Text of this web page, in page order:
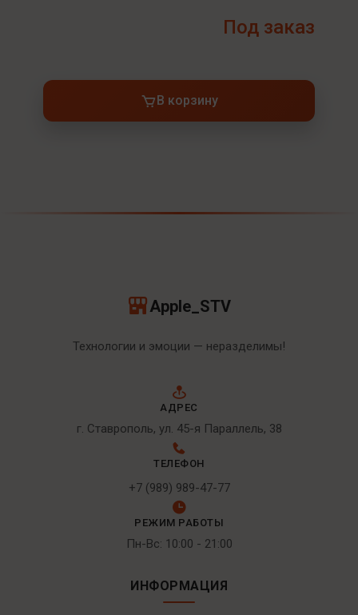
Под заказ
В корзину
Apple_STV
Технологии и эмоции — неразделимы!
АДРЕС
г. Ставрополь, ул. 45-я Параллель, 38
ТЕЛЕФОН
+7 (989) 989-47-77
РЕЖИМ РАБОТЫ
Пн-Вс: 10:00 - 21:00
ИНФОРМАЦИЯ